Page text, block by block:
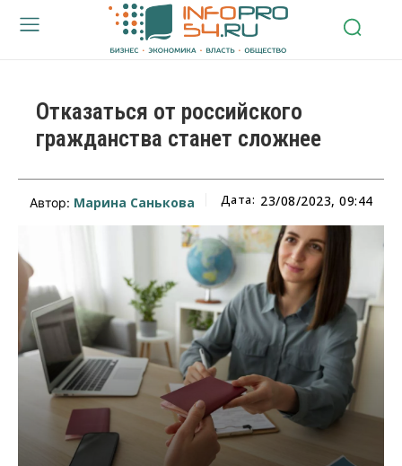
Отказаться от российского
гражданства станет сложнее
Автор: Марина Санькова Дата: 23/08/2023, 09:44